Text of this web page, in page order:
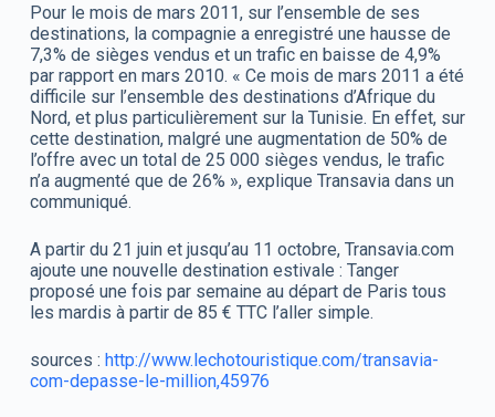
Pour le mois de mars 2011, sur l’ensemble de ses
destinations, la compagnie a enregistré une hausse de
7,3% de sièges vendus et un trafic en baisse de 4,9%
par rapport en mars 2010. « Ce mois de mars 2011 a été
difficile sur l’ensemble des destinations d’Afrique du
Nord, et plus particulièrement sur la Tunisie. En effet, sur
cette destination, malgré une augmentation de 50% de
l’offre avec un total de 25 000 sièges vendus, le trafic
n’a augmenté que de 26% », explique Transavia dans un
communiqué.
A partir du 21 juin et jusqu’au 11 octobre, Transavia.com
ajoute une nouvelle destination estivale : Tanger
proposé une fois par semaine au départ de Paris tous
les mardis à partir de 85 € TTC l’aller simple.
sources : http://www.lechotouristique.com/transavia-
com-depasse-le-million,45976